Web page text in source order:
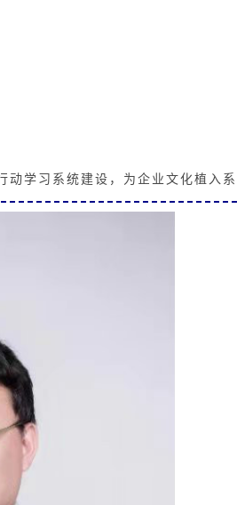
动学习系统建设，为企业文化植入